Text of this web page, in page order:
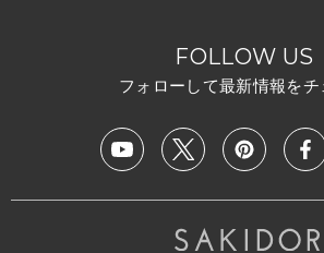
FOLLOW US
フォローして最新情報をチ